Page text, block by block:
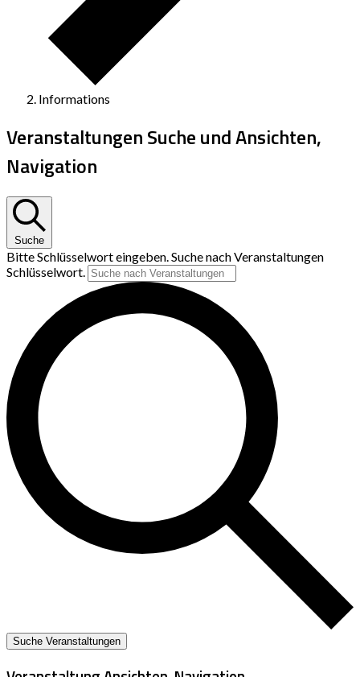
Informations
Veranstaltungen Suche und Ansichten,
Navigation
Suche
Bitte Schlüsselwort eingeben. Suche nach Veranstaltungen
Schlüsselwort.
Suche Veranstaltungen